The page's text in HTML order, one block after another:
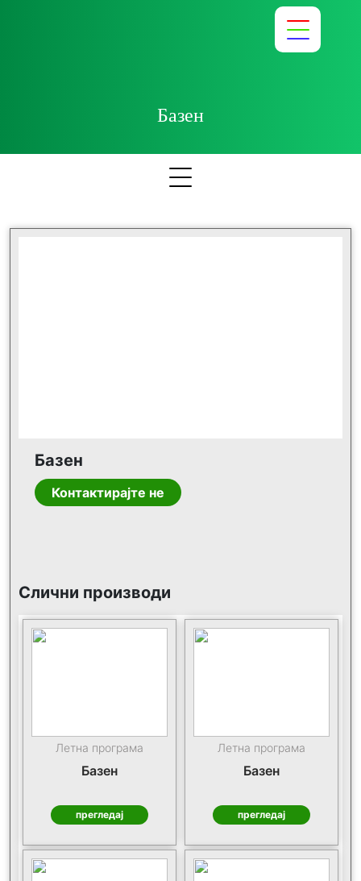
Базен
Базен
Контактирајте не
Слични производи
Летна програма
Базен
прегледај
Летна програма
Базен
прегледај